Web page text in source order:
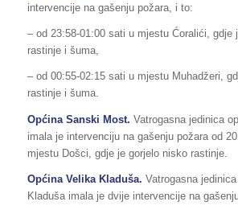
intervencije na gašenju požara, i to:
– od 23:58-01:00 sati u mjestu Ćoralići, gdje
rastinje i šuma,
– od 00:55-02:15 sati u mjestu Muhadžeri,
rastinje i šuma.
Općina Sanski Most. Vatrogasna jedinica
imala je intervenciju na gašenju požara od
mjestu Došci, gdje je gorjelo nisko rastinje.
Općina Velika Kladuša. Vatrogasna
Kladuša imala je dvije intervencije na